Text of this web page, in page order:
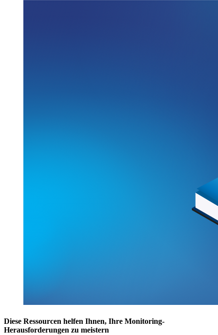
Diese Ressourcen helfen Ihnen, Ihre Monitoring-
Herausforderungen zu meistern